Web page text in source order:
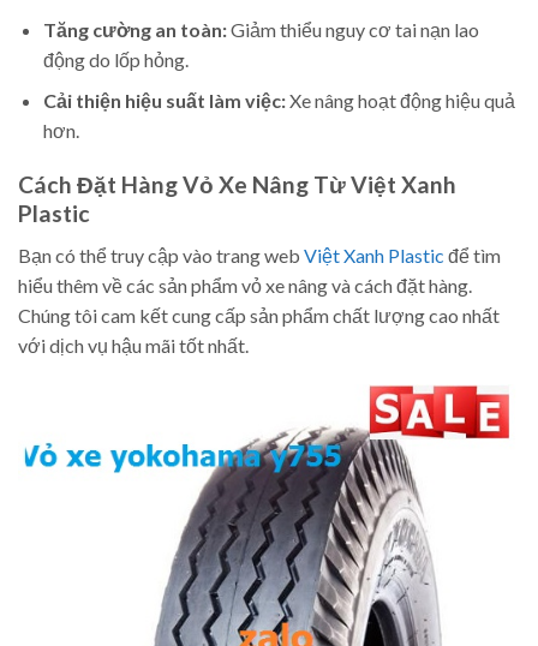
Tăng cường an toàn:Giảm thiểu nguy cơ tai nạn lao
động do lốp hỏng.
Cải thiện hiệu suất làm việc:Xe nâng hoạt động hiệu quả
hơn.
Cách Đặt Hàng Vỏ Xe Nâng Từ Việt Xanh
Plastic
Bạn có thể truy cập vào trang web Việt Xanh Plastic để tìm
hiểu thêm về các sản phẩm vỏ xe nâng và cách đặt hàng.
Chúng tôi cam kết cung cấp sản phẩm chất lượng cao nhất
với dịch vụ hậu mãi tốt nhất.